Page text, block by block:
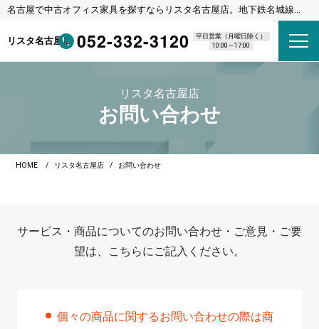
名古屋で中古オフィス家具を探すならリスタ名古屋店。地下鉄名城線
リスタ名古屋店 052-332-3120
平日営業（月曜日除く）
10:00～17:00
リスタ名古屋店
お問い合わせ
HOME リスタ名古屋店 お問い合わせ
サービス・商品についてのお問い合わせ・ご意見・ご要
望は、こちらにご記入ください。
個々の商品に関するお問い合わせの際は商